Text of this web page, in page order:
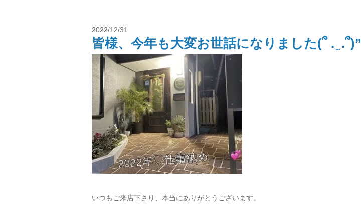
2022/12/31
皆様、今年も大変お世話になりました(՞ . ̫ .՞)”
いつもご来店下さり、本当にありがとうございます。